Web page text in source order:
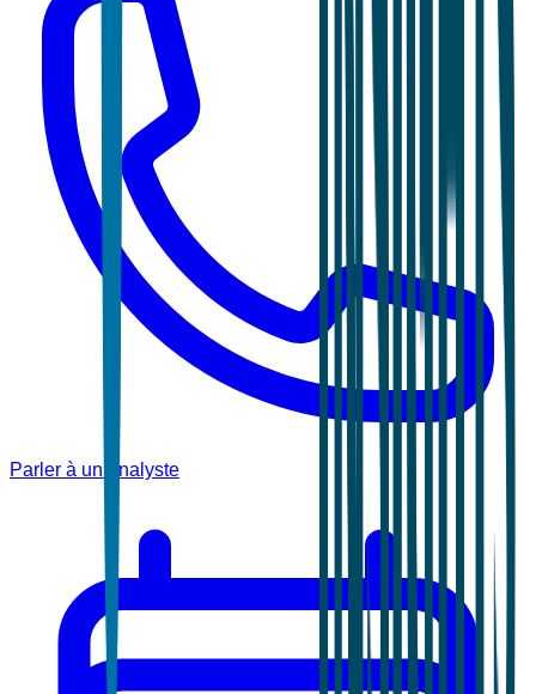
Parler à un analyste